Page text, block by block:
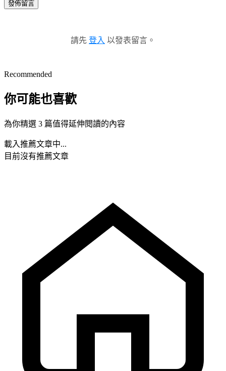
發佈留言
請先 登入 以發表留言。
Recommended
你可能也喜歡
為你精選 3 篇值得延伸閱讀的內容
載入推薦文章中...
目前沒有推薦文章